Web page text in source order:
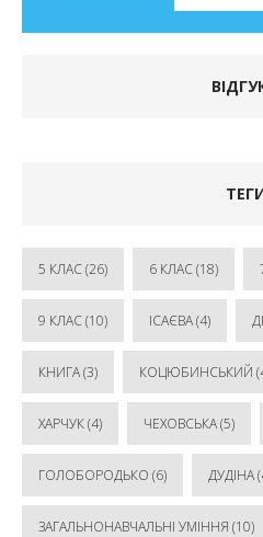
5 КЛАС(26) 6 КЛАС(18)
9 КЛАС(10) ІСАЄВА(4)
КНИГА(3) КОЦЮБИНСЬКИЙ
ХАРЧУК(4) ЧЕХОВСЬКА(5)
ГОЛОБОРОДЬКО (6) ДУДІНА
ЗАГАЛЬНОНАВЧАЛЬНІ УМІННЯ (10)